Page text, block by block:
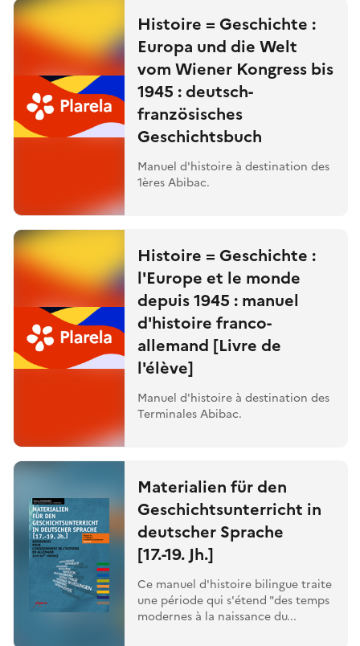
Histoire = Geschichte :
Europa und die Welt
vom Wiener Kongress bis
1945 : deutsch-
französisches
Geschichtsbuch
Manuel d'histoire à destination des
1ères Abibac.
Histoire = Geschichte :
l'Europe et le monde
depuis 1945 : manuel
d'histoire franco-
allemand [Livre de
l'élève]
Manuel d'histoire à destination des
Terminales Abibac.
Materialien für den
Geschichtsunterricht in
deutscher Sprache
[17.-19. Jh.]
Ce manuel d'histoire bilingue traite
une période qui s'étend "des temps
modernes à la naissance du...